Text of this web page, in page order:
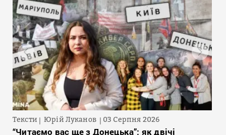
Тексти Юрій Луканов 03 Серпня 2026
“Читаємо вас ще з Донецька”: як двічі